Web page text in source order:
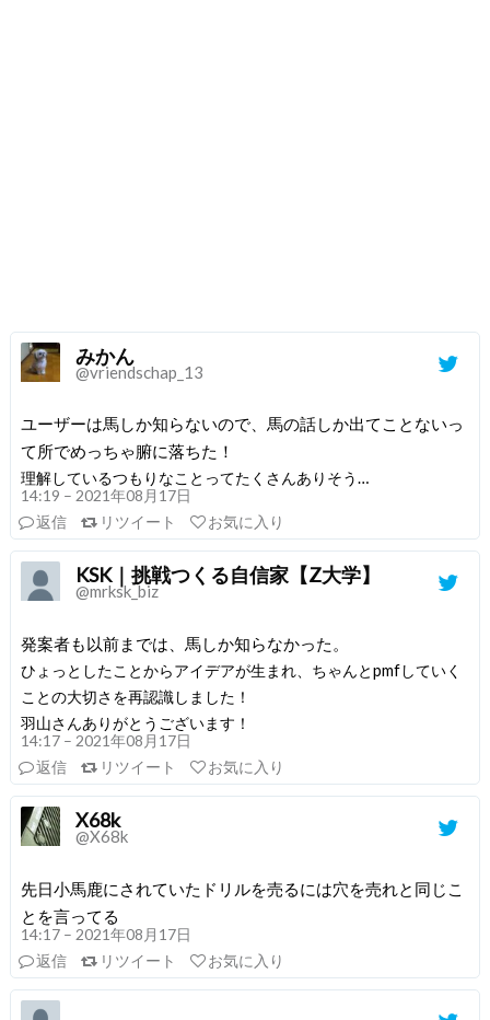
みかん
@vriendschap_13
ユーザーは馬しか知らないので、馬の話しか出てことないっ
て所でめっちゃ腑に落ちた！
理解しているつもりなことってたくさんありそう…
14:19 – 2021年08月17日
返信
リツイート お気に入り
KSK｜挑戦つくる自信家【Z大学】
@mrksk_biz
発案者も以前までは、馬しか知らなかった。
ひょっとしたことからアイデアが生まれ、ちゃんとpmfしていく
ことの大切さを再認識しました！
羽山さんありがとうございます！
14:17 – 2021年08月17日
返信
リツイート お気に入り
X68k
@X68k
先日小馬鹿にされていたドリルを売るには穴を売れと同じこ
とを言ってる
14:17 – 2021年08月17日
返信
リツイート お気に入り